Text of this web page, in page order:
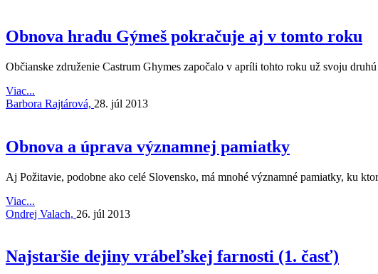
Obnova hradu Gýmeš pokračuje aj v tomto roku
Občianske združenie Castrum Ghymes započalo v apríli tohto roku už svoju
Viac...
Barbora Rajtárová, 28. júl 2013
Obnova a úprava významnej pamiatky
Aj Požitavie, podobne ako celé Slovensko, má mnohé významné pamiatky, ku
Viac...
Ondrej Valach, 26. júl 2013
Najstaršie dejiny vrábeľskej farnosti (1. časť)